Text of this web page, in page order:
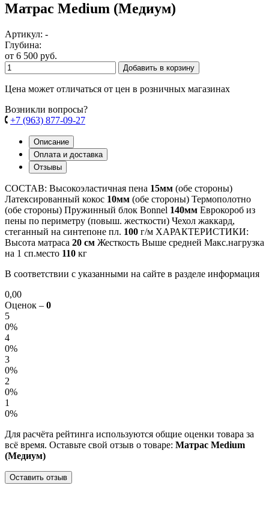
Матрас Medium (Медиум)
Артикул: -
Глубина:
от 6 500 руб.
Добавить в корзину
Цена может отличаться от цен в розничных магазинах
Возникли вопросы?
+7 (963) 877-09-27
Описание
Оплата и доставка
Отзывы
СОСТАВ: Высокоэластичная пена 15мм (обе стороны)
Латексированный кокос 10мм (обе стороны) Термополотно
(обе стороны) Пружинный блок Bonnel 140мм Еврокороб из
пены по периметру (повыш. жесткости) Чехол жаккард,
стеганный на синтепоне пл. 100 г/м ХАРАКТЕРИСТИКИ:
Высота матраса 20 см Жесткость Выше средней Макс.нагрузка
на 1 сп.место 110 кг
В соответствии с указанными на сайте в разделе информация
0,00
Оценок – 0
5
0%
4
0%
3
0%
2
0%
1
0%
Для расчёта рейтинга используются общие оценки товара за
всё время. Оставьте свой отзыв о товаре: Матрас Medium
(Медиум)
Оставить отзыв